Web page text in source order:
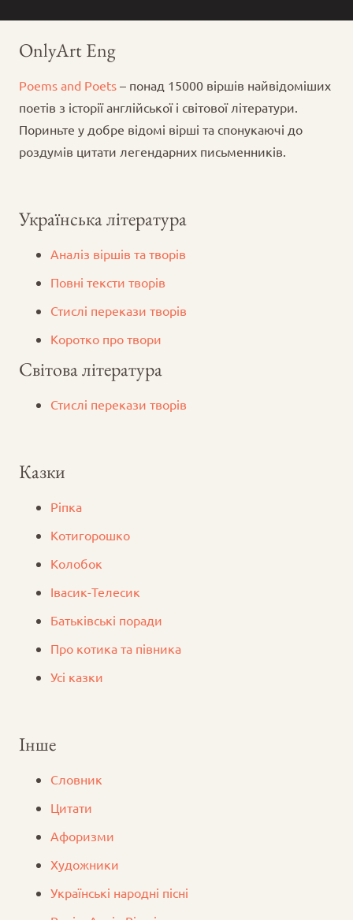
OnlyArt Eng
Poems and Poets – понад 15000 віршів найвідоміших
поетів з історії англійської і світової літератури.
Пориньте у добре відомі вірші та спонукаючі до
роздумів цитати легендарних письменників.
Українська література
Аналіз віршів та творів
Повні тексти творів
Стислі перекази творів
Коротко про твори
Світова література
Стислі перекази творів
Казки
Ріпка
Котигорошко
Колобок
Iвасик-Телесик
Батьківські поради
Про котика та півника
Усі казки
Інше
Словник
Цитати
Афоризми
Художники
Українські народні пісні